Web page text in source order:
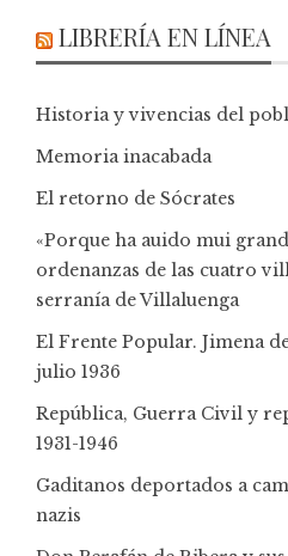
LIBRERÍA EN LÍNEA
Historia y vivencias del
Memoria inacabada
El retorno de Sócrates
«Porque ha auido mui
ordenanzas de las cuatro
serranía de Villaluenga
El Frente Popular. Jimena
julio 1936
República, Guerra Civil y
1931-1946
Gaditanos deportados a
nazis